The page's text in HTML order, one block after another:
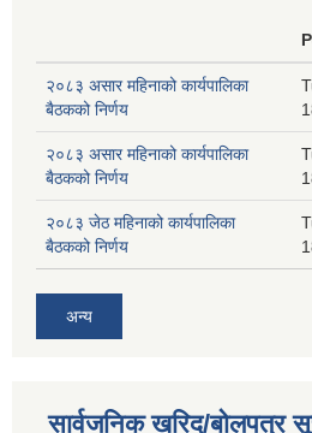
२०८३ असार महिनाको कार्यपालिका
बैठकको निर्णय
२०८३ असार महिनाको कार्यपालिका
बैठकको निर्णय
२०८३ जेठ महिनाको कार्यपालिका
बैठकको निर्णय
अन्य
सार्वजनिक खरिद/बोलपत्र